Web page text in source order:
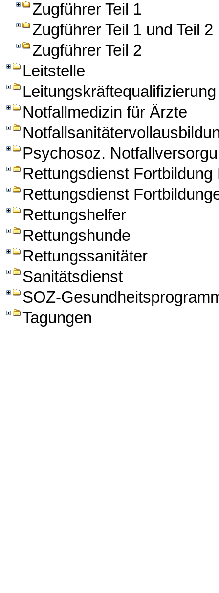
Zugführer Teil 1
Zugführer Teil 1 und Teil 2
Zugführer Teil 2
Leitstelle
Leitungskräftequalifizierung
Notfallmedizin für Ärzte
Psychosoz.
Rettungsdienst Fortbildung
Rettungsdienst
Rettungshelfer
Rettungshunde
Rettungssanitäter
Sanitätsdienst
SOZ-
Tagungen